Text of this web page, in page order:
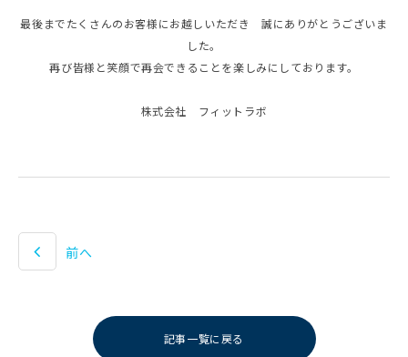
最後までたくさんのお客様にお越しいただき 誠にありがとうございま
した。
再び皆様と笑顔で再会できることを楽しみにしております。
株式会社 フィットラボ
前へ
記事一覧に戻る